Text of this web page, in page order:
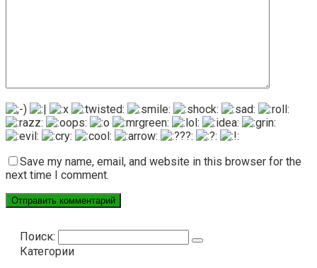
Save my name, email, and website in this browser for the
next time I comment.
Поиск:
Категории